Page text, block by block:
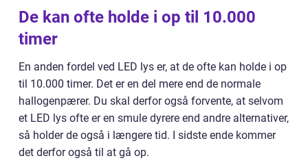
De kan ofte holde i op til 10.000
timer
En anden fordel ved LED lys er, at de ofte kan holde i op
til 10.000 timer. Det er en del mere end de normale
hallogenpærer. Du skal derfor også forvente, at selvom
et LED lys ofte er en smule dyrere end andre alternativer,
så holder de også i længere tid. I sidste ende kommer
det derfor også til at gå op.